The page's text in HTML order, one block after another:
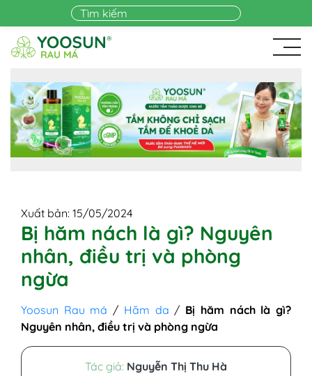
Skip to main content
Xuất bản: 15/05/2024
Bị hăm nách là gì? Nguyên
nhân, điều trị và phòng
ngừa
Yoosun Rau má / Hăm da / Bị hăm nách là gì?
Nguyên nhân, điều trị và phòng ngừa
Tác giả: Nguyễn Thị Thu Hà